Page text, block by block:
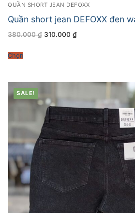
QUẦN SHORT JEAN DEFOXX
Quần short jean DEFOXX đen
380.000₫ Giá
310.000 ₫Giá
Chọn
SALE!